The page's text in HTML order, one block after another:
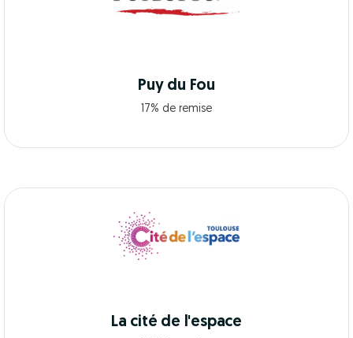
Puy du Fou
17% de remise
La cité de l'espace